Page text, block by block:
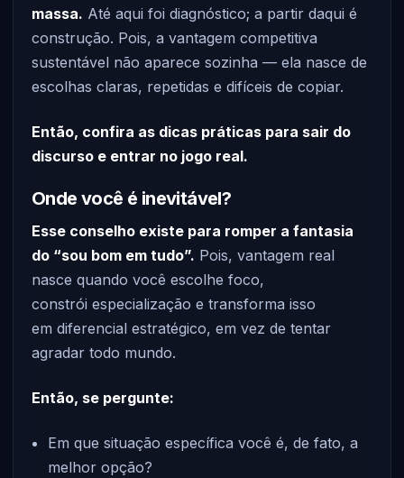
massa. Até aqui foi diagnóstico; a partir daqui é
construção. Pois, a vantagem competitiva
sustentável não aparece sozinha — ela nasce de
escolhas claras, repetidas e difíceis de copiar.
Então, confira as dicas práticas para sair do
discurso e entrar no jogo real.
Onde você é inevitável?
Esse conselho existe para romper a fantasia
do “sou bom em tudo”. Pois, vantagem real
nasce quando você escolhe foco,
constrói especialização e transforma isso
em diferencial estratégico, em vez de tentar
agradar todo mundo.
Então, se pergunte:
Em que situação específica você é, de fato, a
melhor opção?